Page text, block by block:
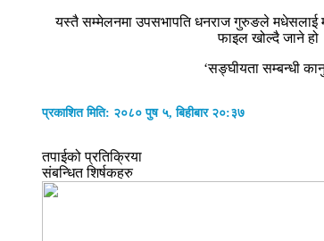
यस्तै सम्मेलनमा उपसभापति धनराज गुरुङले मधेसलाई
फाइल खोल्दै जाने
‘सङ्घीयता सम्बन्धी
प्रकाशित मिति: २०८० पुष ५, बिहीबार २०:३७
तपाईको प्रतिक्रिया
संबन्धित शिर्षकहरु